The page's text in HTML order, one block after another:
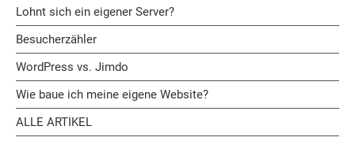
Lohnt sich ein eigener Server?
Besucherzähler
WordPress vs. Jimdo
Wie baue ich meine eigene Website?
ALLE ARTIKEL